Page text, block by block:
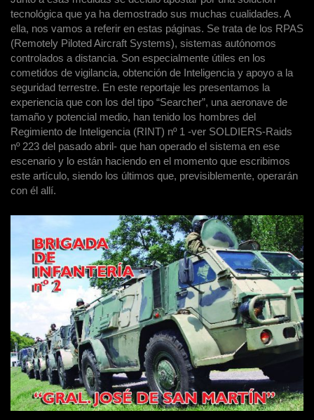
tecnológica que ya ha demostrado sus muchas cualidades. A
ella, nos vamos a referir en estas páginas. Se trata de los RPAS
(Remotely Piloted Aircraft Systems), sistemas autónomos
controlados a distancia. Son especialmente útiles en los
cometidos de vigilancia, obtención de Inteligencia y apoyo a la
seguridad terrestre. En este reportaje les presentamos la
experiencia que con los del tipo “Searcher”, una aeronave de
tamaño y potencial medio, han tenido los hombres del
Regimiento de Inteligencia (RINT) nº 1 -ver SOLDIERS-Raids
nº 223 del pasado abril- que han operado el sistema en ese
escenario y lo están haciendo en el momento que escribimos
este artículo, siendo los últimos que, previsiblemente, operarán
con él allí.